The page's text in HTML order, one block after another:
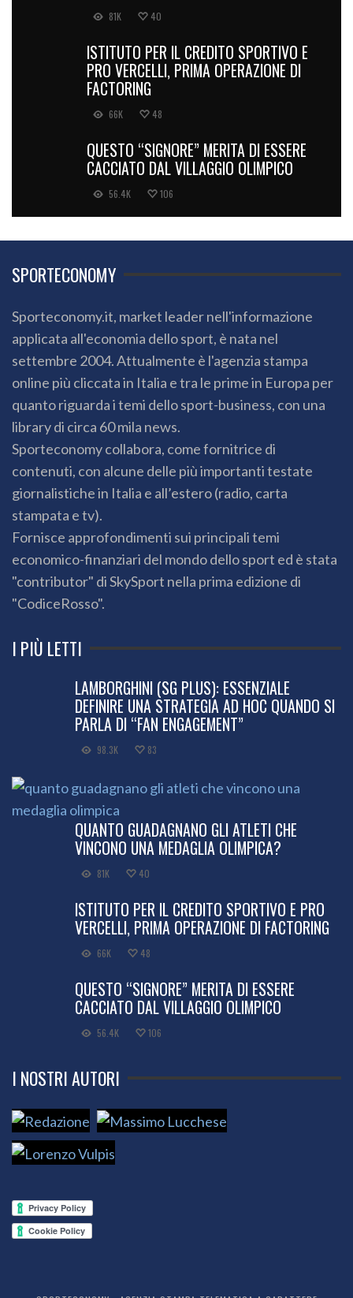
81K 40
ISTITUTO PER IL CREDITO SPORTIVO E
PRO VERCELLI, PRIMA OPERAZIONE DI
FACTORING
66K 48
QUESTO “SIGNORE” MERITA DI ESSERE
CACCIATO DAL VILLAGGIO OLIMPICO
56.4K 106
SPORTECONOMY
Sporteconomy.it, market leader nell'informazione
applicata all'economia dello sport, è nata nel
settembre 2004. Attualmente è l'agenzia stampa
online più cliccata in Italia e tra le prime in Europa per
quanto riguarda i temi dello sport-business, con una
library di circa 60 mila news.
Sporteconomy collabora, come fornitrice di
contenuti, con alcune delle più importanti testate
giornalistiche in Italia e all’estero (radio, carta
stampata e tv).
Fornisce approfondimenti sui principali temi
economico-finanziari del mondo dello sport ed è stata
"contributor" di SkySport nella prima edizione di
"CodiceRosso".
I PIÙ LETTI
LAMBORGHINI (SG PLUS): ESSENZIALE
DEFINIRE UNA STRATEGIA AD HOC QUANDO SI
PARLA DI “FAN ENGAGEMENT”
98.3K 83
QUANTO GUADAGNANO GLI ATLETI CHE
VINCONO UNA MEDAGLIA OLIMPICA?
81K 40
ISTITUTO PER IL CREDITO SPORTIVO E PRO
VERCELLI, PRIMA OPERAZIONE DI FACTORING
66K 48
QUESTO “SIGNORE” MERITA DI ESSERE
CACCIATO DAL VILLAGGIO OLIMPICO
56.4K 106
I NOSTRI AUTORI